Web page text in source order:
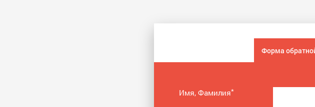
Форма
Имя, Фамилия*